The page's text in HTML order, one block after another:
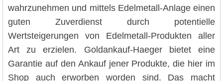
wahrzunehmen und mittels Edelmetall-Anlage einen
guten Zuverdienst durch potentielle
Wertsteigerungen von Edelmetall-Produkten aller
Art zu erzielen. Goldankauf-Haeger bietet eine
Garantie auf den Ankauf jener Produkte, die hier im
Shop auch erworben worden sind. Das macht